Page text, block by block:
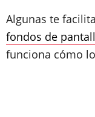
Algunas te
fondos de
funciona cómo